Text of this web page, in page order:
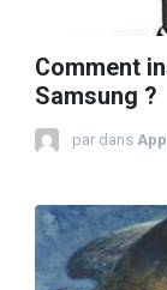
Comment
Samsung ?
par dans